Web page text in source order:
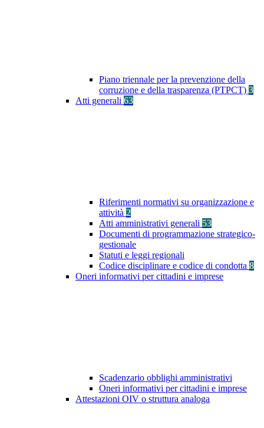
Piano triennale per la prevenzione della
corruzione e della trasparenza (PTPCT) 3
Atti generali 63
Riferimenti normativi su organizzazione e
attività 2
Atti amministrativi generali 53
Documenti di programmazione strategico-
gestionale
Statuti e leggi regionali
Codice disciplinare e codice di condotta 8
Oneri informativi per cittadini e imprese
Scadenzario obblighi amministrativi
Oneri informativi per cittadini e imprese
Attestazioni OIV o struttura analoga